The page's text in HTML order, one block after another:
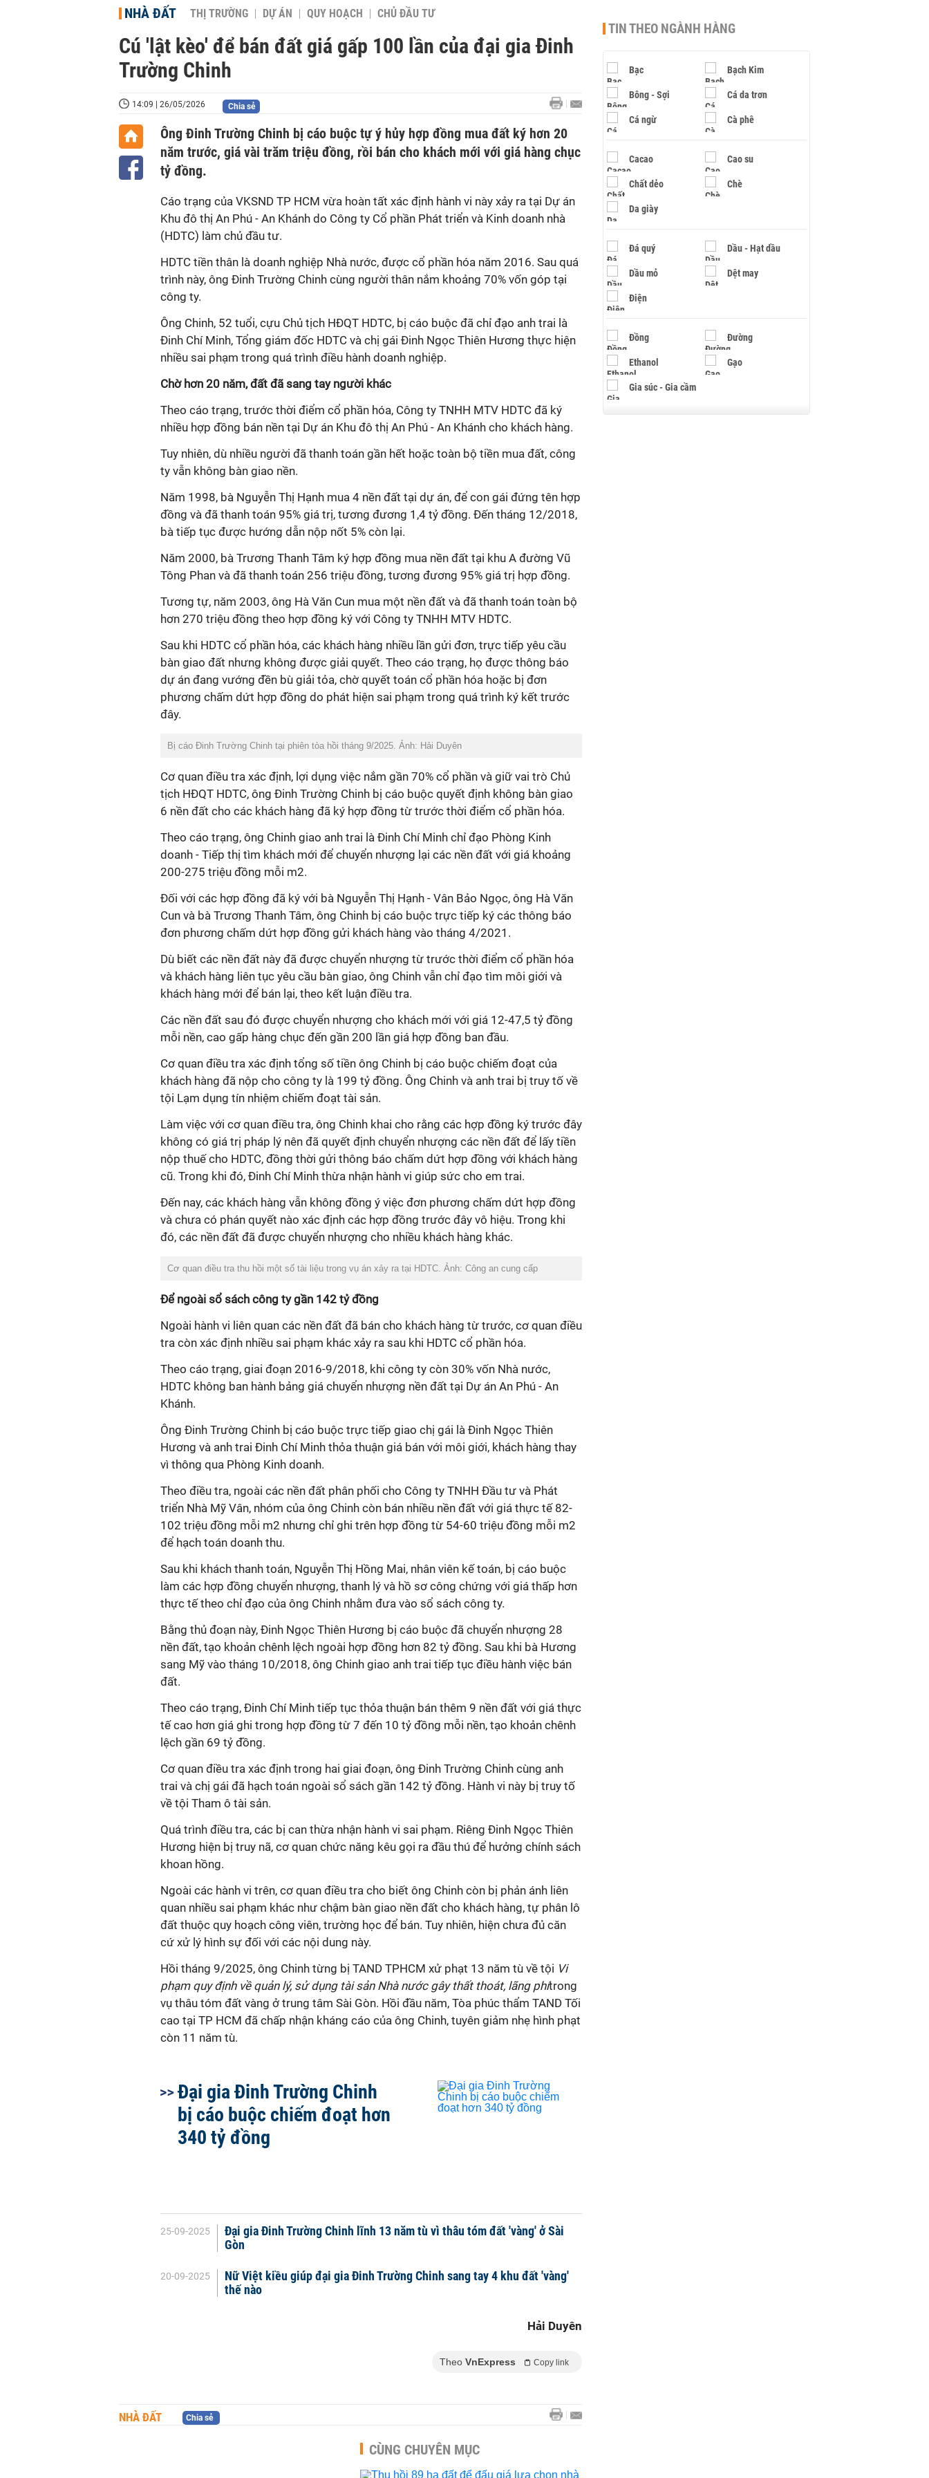
NHÀ ĐẤT THỊ TRƯỜNG DỰ ÁN QUY HOẠCH CHỦ ĐẦU TƯ
Cú 'lật kèo' để bán đất giá gấp 100 lần của đại gia Đinh
Trường Chinh
14:09 | 26/05/2026 Chia sẻ
Ông Đinh Trường Chinh bị cáo buộc tự ý hủy hợp đồng mua đất ký hơn 20
năm trước, giá vài trăm triệu đồng, rồi bán cho khách mới với giá hàng chục
tỷ đồng.
Cáo trạng của VKSND TP HCM vừa hoàn tất xác định hành vi này xảy ra tại Dự án
Khu đô thị An Phú - An Khánh do Công ty Cổ phần Phát triển và Kinh doanh nhà
(HDTC) làm chủ đầu tư.
HDTC tiền thân là doanh nghiệp Nhà nước, được cổ phần hóa năm 2016. Sau quá
trình này, ông Đinh Trường Chinh cùng người thân nắm khoảng 70% vốn góp tại
công ty.
Ông Chinh, 52 tuổi, cựu Chủ tịch HĐQT HDTC, bị cáo buộc đã chỉ đạo anh trai là
Đinh Chí Minh, Tổng giám đốc HDTC và chị gái Đinh Ngọc Thiên Hương thực hiện
nhiều sai phạm trong quá trình điều hành doanh nghiệp.
Chờ hơn 20 năm, đất đã sang tay người khác
Theo cáo trạng, trước thời điểm cổ phần hóa, Công ty TNHH MTV HDTC đã ký
nhiều hợp đồng bán nền tại Dự án Khu đô thị An Phú - An Khánh cho khách hàng.
Tuy nhiên, dù nhiều người đã thanh toán gần hết hoặc toàn bộ tiền mua đất, công
ty vẫn không bàn giao nền.
Năm 1998, bà Nguyễn Thị Hạnh mua 4 nền đất tại dự án, để con gái đứng tên hợp
đồng và đã thanh toán 95% giá trị, tương đương 1,4 tỷ đồng. Đến tháng 12/2018,
bà tiếp tục được hướng dẫn nộp nốt 5% còn lại.
Năm 2000, bà Trương Thanh Tâm ký hợp đồng mua nền đất tại khu A đường Vũ
Tông Phan và đã thanh toán 256 triệu đồng, tương đương 95% giá trị hợp đồng.
Tương tự, năm 2003, ông Hà Văn Cun mua một nền đất và đã thanh toán toàn bộ
hơn 270 triệu đồng theo hợp đồng ký với Công ty TNHH MTV HDTC.
Sau khi HDTC cổ phần hóa, các khách hàng nhiều lần gửi đơn, trực tiếp yêu cầu
bàn giao đất nhưng không được giải quyết. Theo cáo trạng, họ được thông báo
dự án đang vướng đền bù giải tỏa, chờ quyết toán cổ phần hóa hoặc bị đơn
phương chấm dứt hợp đồng do phát hiện sai phạm trong quá trình ký kết trước
đây.
Bị cáo Đinh Trường Chinh tại phiên tòa hồi tháng 9/2025. Ảnh: Hải Duyên
Cơ quan điều tra xác định, lợi dụng việc nắm gần 70% cổ phần và giữ vai trò Chủ
tịch HĐQT HDTC, ông Đinh Trường Chinh bị cáo buộc quyết định không bàn giao
6 nền đất cho các khách hàng đã ký hợp đồng từ trước thời điểm cổ phần hóa.
Theo cáo trạng, ông Chinh giao anh trai là Đinh Chí Minh chỉ đạo Phòng Kinh
doanh - Tiếp thị tìm khách mới để chuyển nhượng lại các nền đất với giá khoảng
200-275 triệu đồng mỗi m2.
Đối với các hợp đồng đã ký với bà Nguyễn Thị Hạnh - Vân Bảo Ngọc, ông Hà Văn
Cun và bà Trương Thanh Tâm, ông Chinh bị cáo buộc trực tiếp ký các thông báo
đơn phương chấm dứt hợp đồng gửi khách hàng vào tháng 4/2021.
Dù biết các nền đất này đã được chuyển nhượng từ trước thời điểm cổ phần hóa
và khách hàng liên tục yêu cầu bàn giao, ông Chinh vẫn chỉ đạo tìm môi giới và
khách hàng mới để bán lại, theo kết luận điều tra.
Các nền đất sau đó được chuyển nhượng cho khách mới với giá 12-47,5 tỷ đồng
mỗi nền, cao gấp hàng chục đến gần 200 lần giá hợp đồng ban đầu.
Cơ quan điều tra xác định tổng số tiền ông Chinh bị cáo buộc chiếm đoạt của
khách hàng đã nộp cho công ty là 199 tỷ đồng. Ông Chinh và anh trai bị truy tố về
tội Lạm dụng tín nhiệm chiếm đoạt tài sản.
Làm việc với cơ quan điều tra, ông Chinh khai cho rằng các hợp đồng ký trước đây
không có giá trị pháp lý nên đã quyết định chuyển nhượng các nền đất để lấy tiền
nộp thuế cho HDTC, đồng thời gửi thông báo chấm dứt hợp đồng với khách hàng
cũ. Trong khi đó, Đinh Chí Minh thừa nhận hành vi giúp sức cho em trai.
Đến nay, các khách hàng vẫn không đồng ý việc đơn phương chấm dứt hợp đồng
và chưa có phán quyết nào xác định các hợp đồng trước đây vô hiệu. Trong khi
đó, các nền đất đã được chuyển nhượng cho nhiều khách hàng khác.
Cơ quan điều tra thu hồi một số tài liệu trong vụ án xảy ra tại HDTC. Ảnh: Công an cung cấp
Để ngoài sổ sách công ty gần 142 tỷ đồng
Ngoài hành vi liên quan các nền đất đã bán cho khách hàng từ trước, cơ quan điều
tra còn xác định nhiều sai phạm khác xảy ra sau khi HDTC cổ phần hóa.
Theo cáo trạng, giai đoạn 2016-9/2018, khi công ty còn 30% vốn Nhà nước,
HDTC không ban hành bảng giá chuyển nhượng nền đất tại Dự án An Phú - An
Khánh.
Ông Đinh Trường Chinh bị cáo buộc trực tiếp giao chị gái là Đinh Ngọc Thiên
Hương và anh trai Đinh Chí Minh thỏa thuận giá bán với môi giới, khách hàng thay
vì thông qua Phòng Kinh doanh.
Theo điều tra, ngoài các nền đất phân phối cho Công ty TNHH Đầu tư và Phát
triển Nhà Mỹ Vân, nhóm của ông Chinh còn bán nhiều nền đất với giá thực tế 82-
102 triệu đồng mỗi m2 nhưng chỉ ghi trên hợp đồng từ 54-60 triệu đồng mỗi m2
để hạch toán doanh thu.
Sau khi khách thanh toán, Nguyễn Thị Hồng Mai, nhân viên kế toán, bị cáo buộc
làm các hợp đồng chuyển nhượng, thanh lý và hồ sơ công chứng với giá thấp hơn
thực tế theo chỉ đạo của ông Chinh nhằm đưa vào sổ sách công ty.
Bằng thủ đoạn này, Đinh Ngọc Thiên Hương bị cáo buộc đã chuyển nhượng 28
nền đất, tạo khoản chênh lệch ngoài hợp đồng hơn 82 tỷ đồng. Sau khi bà Hương
sang Mỹ vào tháng 10/2018, ông Chinh giao anh trai tiếp tục điều hành việc bán
đất.
Theo cáo trạng, Đinh Chí Minh tiếp tục thỏa thuận bán thêm 9 nền đất với giá thực
tế cao hơn giá ghi trong hợp đồng từ 7 đến 10 tỷ đồng mỗi nền, tạo khoản chênh
lệch gần 69 tỷ đồng.
Cơ quan điều tra xác định trong hai giai đoạn, ông Đinh Trường Chinh cùng anh
trai và chị gái đã hạch toán ngoài sổ sách gần 142 tỷ đồng. Hành vi này bị truy tố
về tội Tham ô tài sản.
Quá trình điều tra, các bị can thừa nhận hành vi sai phạm. Riêng Đinh Ngọc Thiên
Hương hiện bị truy nã, cơ quan chức năng kêu gọi ra đầu thú để hưởng chính sách
khoan hồng.
Ngoài các hành vi trên, cơ quan điều tra cho biết ông Chinh còn bị phản ánh liên
quan nhiều sai phạm khác như chậm bàn giao nền đất cho khách hàng, tự phân lô
đất thuộc quy hoạch công viên, trường học để bán. Tuy nhiên, hiện chưa đủ căn
cứ xử lý hình sự đối với các nội dung này.
Hồi tháng 9/2025, ông Chinh từng bị TAND TPHCM xử phạt 13 năm tù về tội Vi
phạm quy định về quản lý, sử dụng tài sản Nhà nước gây thất thoát, lãng phítrong
vụ thâu tóm đất vàng ở trung tâm Sài Gòn. Hồi đầu năm, Tòa phúc thẩm TAND Tối
cao tại TP HCM đã chấp nhận kháng cáo của ông Chinh, tuyên giảm nhẹ hình phạt
còn 11 năm tù.
Đại gia Đinh Trường Chinh
bị cáo buộc chiếm đoạt hơn
340 tỷ đồng
25-09-2025
Đại gia Đinh Trường Chinh lĩnh 13 năm tù vì thâu tóm đất 'vàng' ở Sài
Gòn
20-09-2025
Nữ Việt kiều giúp đại gia Đinh Trường Chinh sang tay 4 khu đất 'vàng'
thế nào
Hải Duyên
Theo VnExpress Copy link
NHÀ ĐẤT Chia sẻ
CÙNG CHUYÊN MỤC
TIN THEO NGÀNH HÀNG
Bạc Bạch Kim
Bông - Sợi Cá da trơn
Cá ngừ Cà phê
Cacao Cao su
Chất dẻo Chè
Da giày
Đá quý Dầu - Hạt dầu
Dầu mỏ Dệt may
Điện
Đồng Đường
Ethanol Gạo
Gia súc - Gia cầm